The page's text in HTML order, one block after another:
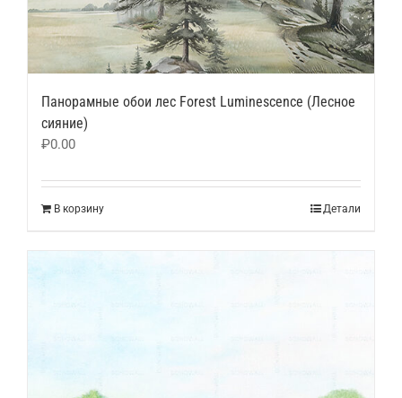
Панорамные обои лес Forest Luminescence (Лесное
сияние)
₽0.00
В корзину Детали